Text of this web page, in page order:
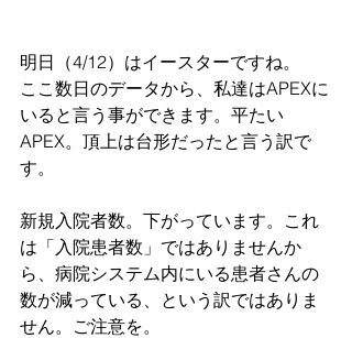
明日（4/12）はイースターですね。
ここ数日のデータから、私達はAPEXに
いると言う事ができます。平たい
APEX。頂上は台形だったと言う訳で
す。
新規入院者数。下がっています。これ
は「入院患者数」ではありませんか
ら、病院システム内にいる患者さんの
数が減っている、という訳ではありま
せん。ご注意を。